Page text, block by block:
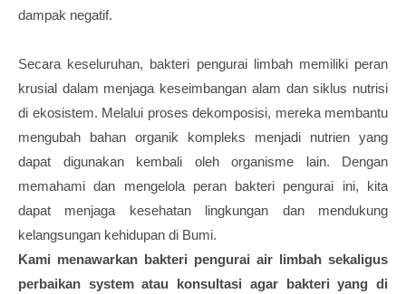
dampak negatif.
Secara keseluruhan, bakteri pengurai limbah memiliki peran
krusial dalam menjaga keseimbangan alam dan siklus nutrisi
di ekosistem. Melalui proses dekomposisi, mereka membantu
mengubah bahan organik kompleks menjadi nutrien yang
dapat digunakan kembali oleh organisme lain. Dengan
memahami dan mengelola peran bakteri pengurai ini, kita
dapat menjaga kesehatan lingkungan dan mendukung
kelangsungan kehidupan di Bumi.
Kami menawarkan bakteri pengurai air limbah sekaligus
perbaikan system atau konsultasi agar bakteri yang di